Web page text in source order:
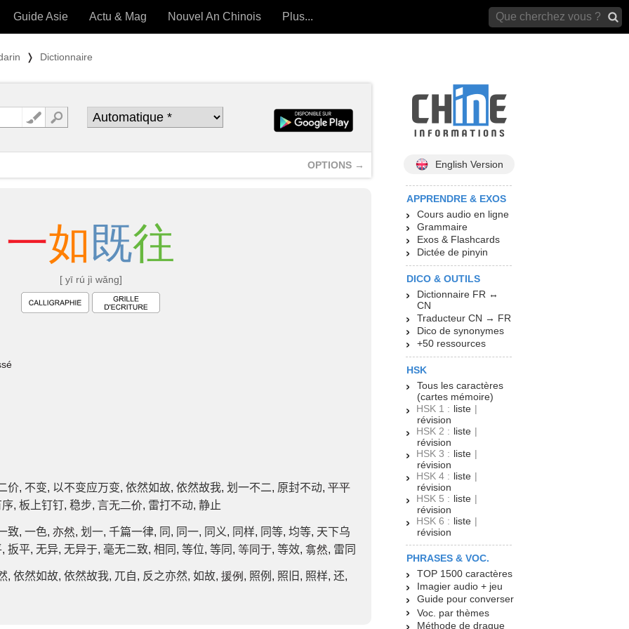
OUTILS) »
Guide Asie Actu & Mag Nouvel An Chinois Plus...
❭ Dictionnaire
OPTIONS →
一如既往
[ yī rú jì wǎng]
价, 不变, 以不变应万变, 依然如故, 依然故我, 划一不二, 原封不动, 平平
序, 板上钉钉, 稳步, 言无二价, 雷打不动, 静止
致, 一色, 亦然, 划一, 千篇一律, 同 , 同一, 同义, 同样, 同等, 均等, 天下乌
, 扳平, 无异, 无异于, 毫无二致, 相同 , 等位, 等同 , 等同于, 等效, 翕然, 雷同
, 依然如故, 依然故我, 兀自, 反之亦然, 如故, 援例, 照例 , 照旧 , 照样, 还,
English Version
APPRENDRE & EXOS
Cours audio en ligne
Grammaire
Exos & Flashcards
Dictée de pinyin
DICO & OUTILS
Dictionnaire FR ↔
CN
Traducteur CN → FR
Dico de synonymes
+50 ressources
HSK
Tous les caractères
(cartes mémoire)
HSK 1 : liste |
révision
HSK 2 : liste |
révision
HSK 3 : liste |
révision
HSK 4 : liste |
révision
HSK 5 : liste |
révision
HSK 6 : liste |
révision
PHRASES & VOC.
TOP 1500 caractères
Imagier audio + jeu
Guide pour converser
Voc. par thèmes
Méthode de drague